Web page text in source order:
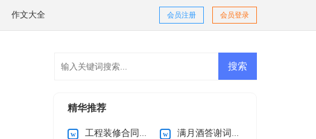
作文大全 会员登录
会员注册
精华推荐
工程装修合同(15篇) 满月酒答谢词范文合集十篇